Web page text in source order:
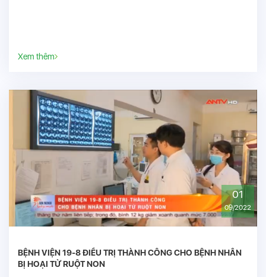
Xem thêm
01
09/2022
BỆNH VIỆN 19-8 ĐIỀU TRỊ THÀNH CÔNG CHO BỆNH NHÂN
BỊ HOẠI TỬ RUỘT NON